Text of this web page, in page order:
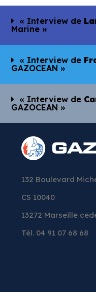
« Interview de
Marine »
« Interview de
GAZOCEAN »
« Interview de
GAZOCEAN »
132 Boulevard
CS 10040
13272 Marseille
Tél. 04 91 07 68 68